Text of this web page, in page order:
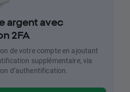
argent avec
2FA
de votre compte en ajoutant
supplémentaire, via
d’authentification.